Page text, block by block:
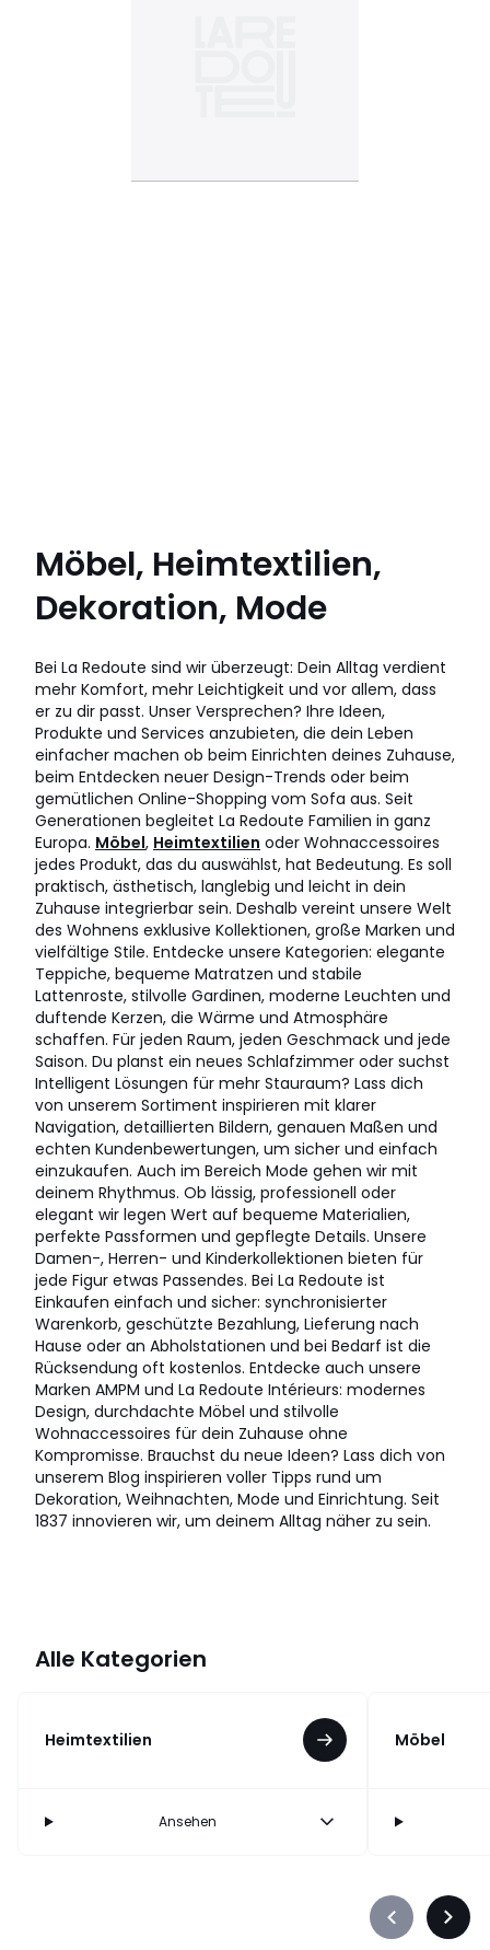
Möbel, Heimtextilien,
Dekoration, Mode
Bei La Redoute sind wir überzeugt: Dein Alltag verdient
mehr Komfort, mehr Leichtigkeit und vor allem, dass
er zu dir passt. Unser Versprechen? Ihre Ideen,
Produkte und Services anzubieten, die dein Leben
einfacher machen ob beim Einrichten deines Zuhause,
beim Entdecken neuer Design-Trends oder beim
gemütlichen Online-Shopping vom Sofa aus. Seit
Generationen begleitet La Redoute Familien in ganz
Europa. Möbel, Heimtextilien oder Wohnaccessoires
jedes Produkt, das du auswählst, hat Bedeutung. Es soll
praktisch, ästhetisch, langlebig und leicht in dein
Zuhause integrierbar sein. Deshalb vereint unsere Welt
des Wohnens exklusive Kollektionen, große Marken und
vielfältige Stile. Entdecke unsere Kategorien: elegante
Teppiche, bequeme Matratzen und stabile
Lattenroste, stilvolle Gardinen, moderne Leuchten und
duftende Kerzen, die Wärme und Atmosphäre
schaffen. Für jeden Raum, jeden Geschmack und jede
Saison. Du planst ein neues Schlafzimmer oder suchst
Intelligent Lösungen für mehr Stauraum? Lass dich
von unserem Sortiment inspirieren mit klarer
Navigation, detaillierten Bildern, genauen Maßen und
echten Kundenbewertungen, um sicher und einfach
einzukaufen. Auch im Bereich Mode gehen wir mit
deinem Rhythmus. Ob lässig, professionell oder
elegant wir legen Wert auf bequeme Materialien,
perfekte Passformen und gepflegte Details. Unsere
Damen-, Herren- und Kinderkollektionen bieten für
jede Figur etwas Passendes. Bei La Redoute ist
Einkaufen einfach und sicher: synchronisierter
Warenkorb, geschützte Bezahlung, Lieferung nach
Hause oder an Abholstationen und bei Bedarf ist die
Rücksendung oft kostenlos. Entdecke auch unsere
Marken AMPM und La Redoute Intérieurs: modernes
Design, durchdachte Möbel und stilvolle
Wohnaccessoires für dein Zuhause ohne
Kompromisse. Brauchst du neue Ideen? Lass dich von
unserem Blog inspirieren voller Tipps rund um
Dekoration, Weihnachten, Mode und Einrichtung. Seit
1837 innovieren wir, um deinem Alltag näher zu sein.
Alle Kategorien
Heimtextilien
Ansehen
Möbel
Précédent